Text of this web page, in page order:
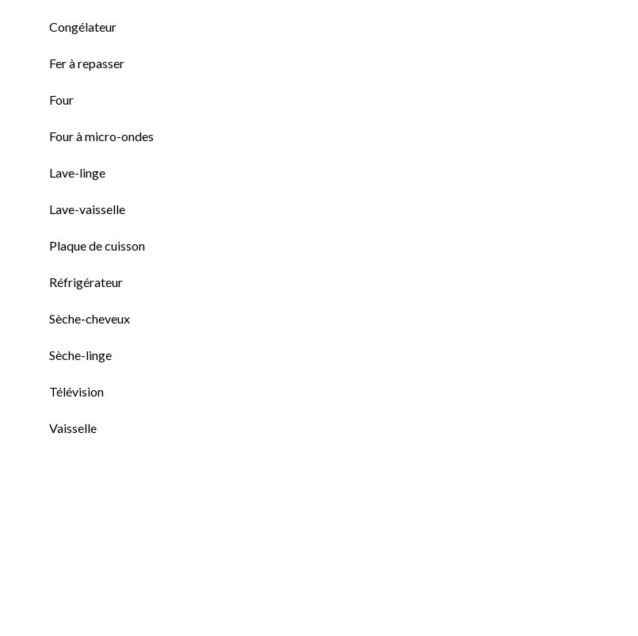
Congélateur
Fer à repasser
Four
Four à micro-ondes
Lave-linge
Lave-vaisselle
Plaque de cuisson
Réfrigérateur
Sèche-cheveux
Sèche-linge
Télévision
Vaisselle